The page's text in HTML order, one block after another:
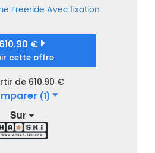
Freeride Avec fixation
610.90 €
cette offre
de 610.90 €
(1)
Sur